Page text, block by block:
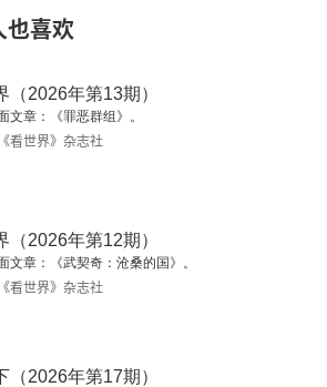
也喜欢
（2026年第13期）
文章：《罪恶群组》。
看世界》杂志社
（2026年第12期）
文章：《武契奇：沧桑的国》。
看世界》杂志社
（2026年第17期）